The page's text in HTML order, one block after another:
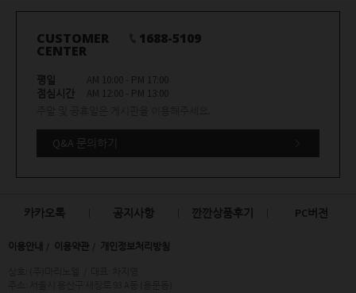
CUSTOMER
CENTER
1688-5109
평일
AM 10:00 - PM 17:00
점심시간
AM 12:00 - PM 13:00
Q&A 문의하기
카카오톡 공지사항 깐깐상품후기 PC버전
이용안내 이용약관 개인정보처리방침